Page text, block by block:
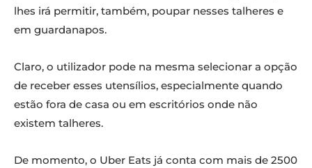
lhes irá permitir, também, poupar nesses talheres e
em guardanapos.
Claro, o utilizador pode na mesma selecionar a opção
de receber esses utensílios, especialmente quando
estão fora de casa ou em escritórios onde não
existem talheres.
De momento, o Uber Eats já conta com mais de 2500